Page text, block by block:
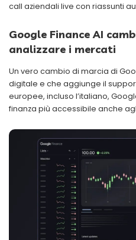
call aziendali live con riassunti
Google Finance AI
analizzare i mercati
Un vero cambio di marcia di
digitale e che aggiunge il
europee, incluso l’italiano,
finanza più accessibile anche